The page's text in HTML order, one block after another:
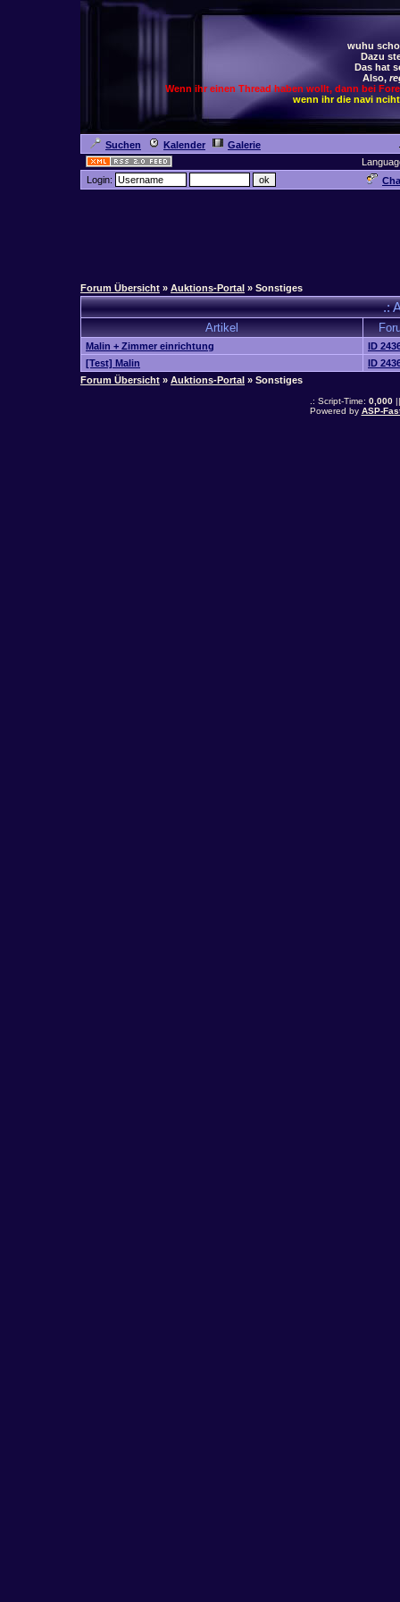
wuhu
Dazu
Das hat
Also,
Wenn ihr einen Thread haben wollt, dann bei
wenn ihr die navi
Suchen Kalender
Galerie
Login:
Forum Übersicht » Auktions-Portal » Sonstiges
.:
Artikel
Malin + Zimmer einrichtung
ID
[Test] Malin
ID
Forum Übersicht » Auktions-Portal » Sonstiges
.: Script-Time: 0,000||
Powered by ASP-